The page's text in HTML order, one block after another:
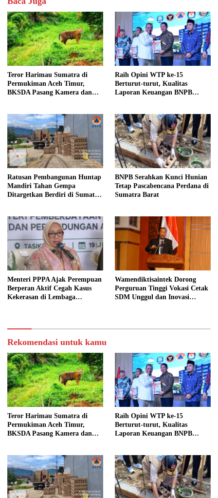
Teror Harimau Sumatra di
Permukiman Aceh Timur,
BKSDA Pasang Kamera dan
Raih Opini WTP ke-15
Berturut-turut, Kualitas
Laporan Keuangan BNPB
Ratusan Pembangunan Huntap
Mandiri Tahan Gempa
Ditargetkan Berdiri di Sumatra
BNPB Serahkan Kunci Hunian
Tetap Pascabencana Perdana di
Sumatra Barat
Menteri PPPA Ajak Perempuan
Berperan Aktif Cegah Kasus
Kekerasan di Lembaga
Wamendiktisaintek Dorong
Perguruan Tinggi Vokasi Cetak
SDM Unggul dan Inovasi
Rekomendasi untuk kamu
Teror Harimau Sumatra di
Permukiman Aceh Timur,
BKSDA Pasang Kamera dan
Raih Opini WTP ke-15
Berturut-turut, Kualitas
Laporan Keuangan BNPB